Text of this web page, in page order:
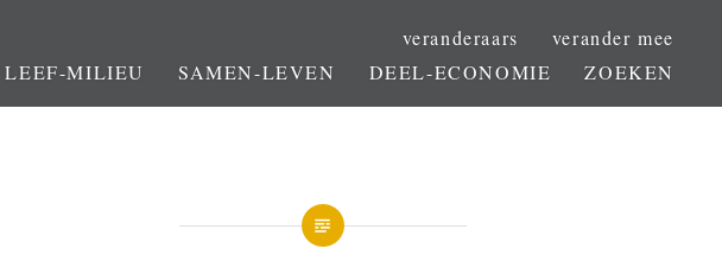
veranderaars
verander mee
LEEF-MILIEU
SAMEN-LEVEN DEEL-ECONOMIE ZOEKEN